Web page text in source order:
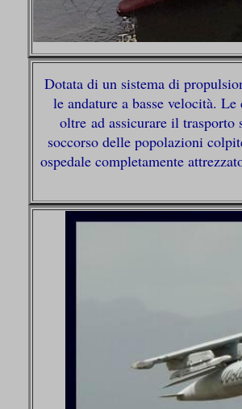
Dotata di un sistema di
le andature a basse velocità.
oltre ad assicurare il
soccorso delle popolazioni
ospedale completamente